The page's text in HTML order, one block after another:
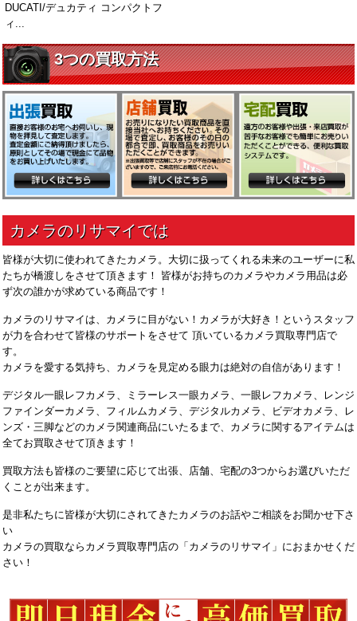
DUCATI/デュカティ コンパクトフ
ィ...
皆様が大切に使われてきたカメラ。大切に扱ってくれる未来のユーザーに私
たちが橋渡しをさせて頂きます！ 皆様がお持ちのカメラやカメラ用品は必
ず次の誰かが求めている商品です！
カメラのリサマイは、カメラに目がない！カメラが大好き！というスタッフ
が力を合わせて皆様のサポートをさせて 頂いているカメラ買取専門店で
す。
カメラを愛する気持ち、カメラを見定める眼力は絶対の自信があります！
デジタル一眼レフカメラ、ミラーレス一眼カメラ、一眼レフカメラ、レンジ
ファインダーカメラ、フィルムカメラ、デジタルカメラ、ビデオカメラ、レ
ンズ・三脚などのカメラ関連商品にいたるまで、カメラに関するアイテムは
全てお買取させて頂きます！
買取方法も皆様のご要望に応じて出張、店舗、宅配の3つからお選びいただ
くことが出来ます。
是非私たちに皆様が大切にされてきたカメラのお話やご相談をお聞かせ下さ
い
カメラの買取ならカメラ買取専門店の「カメラのリサマイ」におまかせくだ
さい！